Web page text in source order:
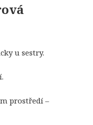
u sestry.
prostředí –